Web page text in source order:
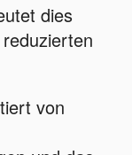
dies
von